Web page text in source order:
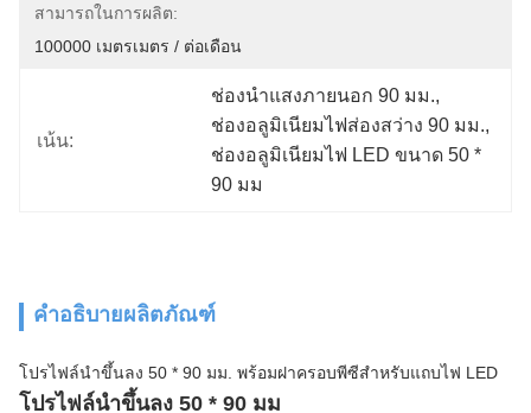
สามารถในการผลิต:
100000 เมตรเมตร / ต่อเดือน
เน้น:
ช่องนำแสงภายนอก 90 มม.,
ช่องอลูมิเนียมไฟส่องสว่าง 90 มม.
ช่องอลูมิเนียมไฟ LED ขนาด 50 *
90 มม
คำอธิบายผลิตภัณฑ์
โปรไฟล์นำขึ้นลง 50 * 90 มม. พร้อมฝาครอบพีซีสำหรับแถบไฟ LED
โปรไฟล์นำขึ้นลง 50 * 90 มม